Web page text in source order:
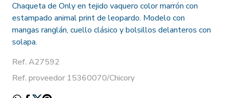
Chaqueta de Only en tejido vaquero color marrón con
estampado animal print de leopardo. Modelo con
mangas ranglán, cuello clásico y bolsillos delanteros con
solapa.
Ref. A27592
Ref. proveedor 15360070/Chicory